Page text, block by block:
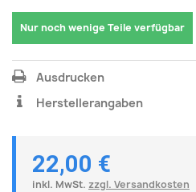
Nur noch wenige Teile verfügbar
Ausdrucken
Herstellerangaben
22,00 €
inkl. MwSt. zzgl. Versandkosten